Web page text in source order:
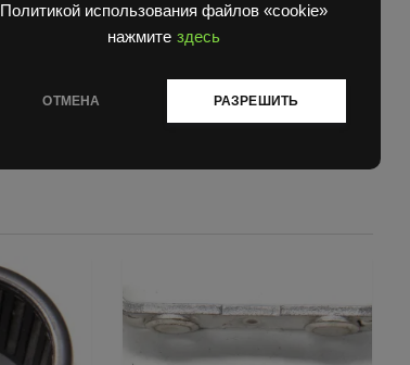
Политикой использования файлов «cookie»
нажмите здесь
ОТМЕНА РАЗРЕШИТЬ